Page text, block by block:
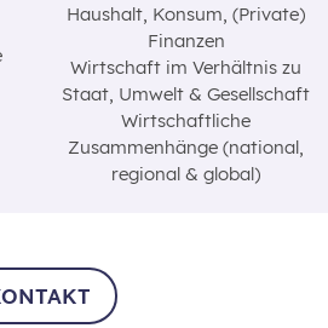
Haushalt‚ Konsum‚ (Private)
Finanzen
Wirtschaft im Verhältnis zu
Staat‚ Umwelt & Gesellschaft
Wirtschaftliche
Zusammenhänge (national‚
regional & global)